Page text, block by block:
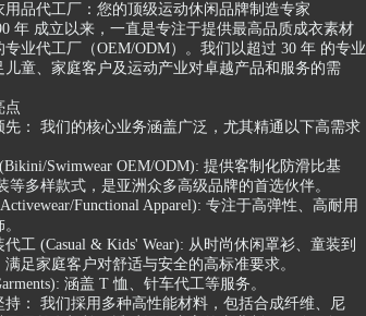
品代工厂：您的顶级运动休闲品牌制造专家
年 成立以来，一直是专注于提供最高品质成衣素材
业代工厂（OEM/ODM）。我们以超过 30 年 的专业
儿童、家庭客户及运动产业对卓越产品和服务的需
点
先： 我们的核心业务涵盖广泛，尤其精通以下高需求
Swimwear OEM/ODM): 提供客制化防滑比基
等多样款式，是亚洲众多高级品牌的首选伙伴。
Functional Apparel): 专注于高弹性、高耐用
工 (Casual & Kids' Wear): 从时尚休闲罩衫、童装到
足家庭客户对舒适与安全的高标准要求。
涵盖 T 恤、针车代工等服务。
持： 我们採用多种高性能材料，包括合成纤维、尼